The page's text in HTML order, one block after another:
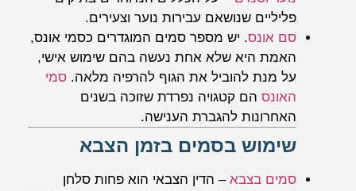
פליליים שנושאם עבירות נוער וצעירים.
סם אונס. יש מספר סמים המוגדרים כסמי אונס,
האמת היא שלא אחת נעשה בהם שימוש אישי,
על מנת להוביל את הגוף להרפיה מלאה. סמי
האונס הם קטגויה נפרדת שזוכה בשנים
האחרונות להגברת הענישה.
שימוש בסמים בזמן הצבא
סמים בצבא – הדין הצבאי הוא פחות סלחן